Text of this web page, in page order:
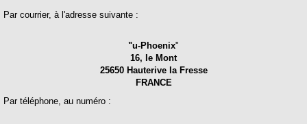
Par courrier, à l'adresse suivante :
"u-Phoenix"
16, le Mont
25650 Hauterive la Fresse
FRANCE
Par téléphone, au numéro :